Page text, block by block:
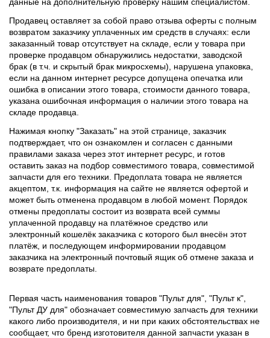
Продавец оставляет за собой право отзыва оферты с полным
возвратом заказчику уплаченных им средств в случаях: если
заказанный товар отсутствует на складе, если у товара при
проверке продавцом обнаружились недостатки, заводской
брак (в т.ч. и скрытый брак микросхемы), нарушена упаковка,
если на данном интернет ресурсе допущена опечатка или
ошибка в описании этого товара, стоимости данного товара,
указана ошибочная информация о наличии этого товара на
складе продавца.
Нажимая кнопку "Заказать" на этой странице, заказчик
подтверждает, что он ознакомлен и согласен с данными
правилами заказа через этот интернет ресурс, и готов
оставить заказ на подбор совместимого товара, совместимой
запчасти для его техники. Предоплата товара не является
акцептом, т.к. информация на сайте не является офертой и
может быть отменена продавцом в любой момент. Порядок
отмены предоплаты состоит из возврата всей суммы
уплаченной продавцу на платёжное средство или
электронный кошелёк заказчика с которого был внесён этот
платёж, и последующем информировании продавцом
заказчика на электронный почтовый ящик об отмене заказа и
возврате предоплаты.
Первая часть наименования товаров "Пульт для", "Пульт к",
"Пульт ДУ для" обозначает совместимую запчасть для техники
какого либо производителя, и ни при каких обстоятельствах не
сообщает, что бренд изготовителя данной запчасти указан в